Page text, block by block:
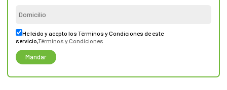
He leido y acepto los Términos y Condiciones de este
servicio, Términos y Condiciones
Mandar